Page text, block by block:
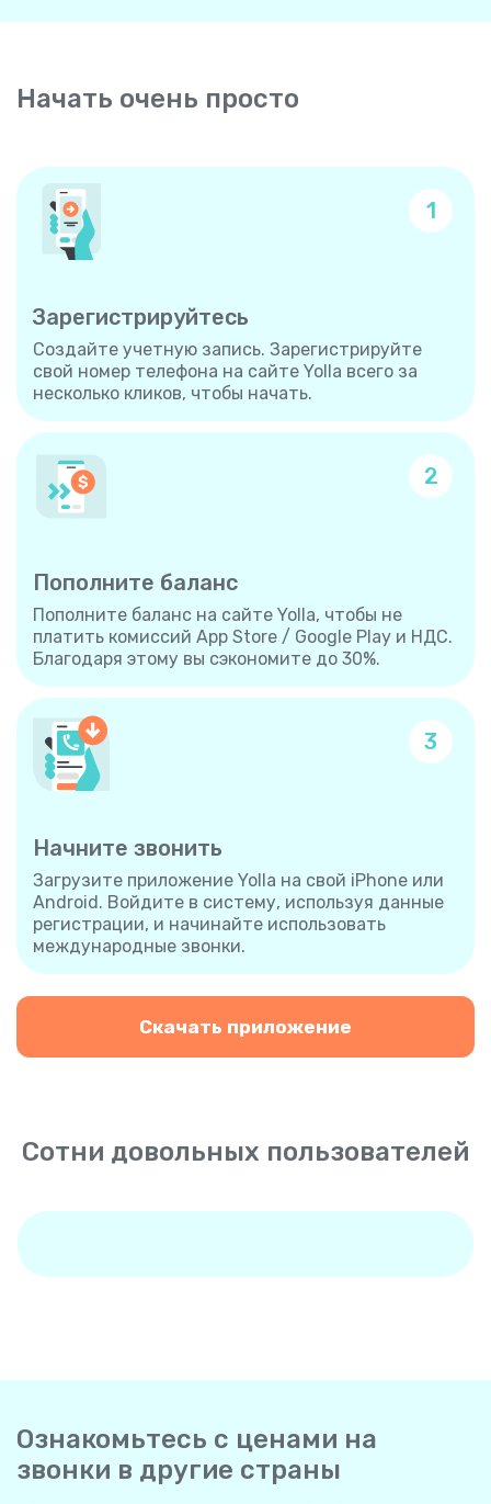
Начать очень просто
1
Зарегистрируйтесь
Создайте учетную запись. Зарегистрируйте
свой номер телефона на сайте Yolla всего за
несколько кликов, чтобы начать.
2
Пополните баланс
Пополните баланс на сайте Yolla, чтобы не
платить комиссий App Store / Google Play и НДС.
Благодаря этому вы сэкономите до 30%.
3
Начните звонить
Загрузите приложение Yolla на свой iPhone или
Android. Войдите в систему, используя данные
регистрации, и начинайте использовать
международные звонки.
Скачать приложение
Сотни довольных пользователей
Ознакомьтесь с ценами на
звонки в другие страны